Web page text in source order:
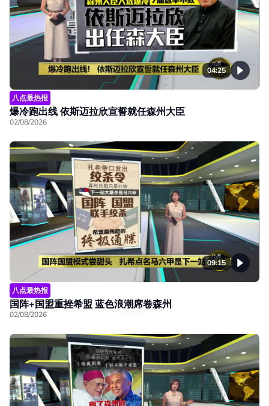
04:25
八点最热报
爆冷跑出线 依斯迈拉欣宣誓就任森州大臣
02/08/2026
09:15
八点最热报
国阵+国盟重挫希盟 蓝色浪潮席卷森州
02/08/2026